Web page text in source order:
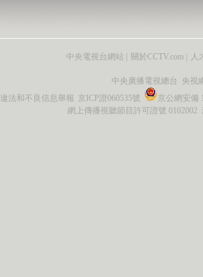
中央電視台網站 關於CCTV.com 人
中央廣播電視總台 央視
違法和不良信息舉報
京ICP證060535號
京公網安備
網上傳播視聽節目許可證號 0102002